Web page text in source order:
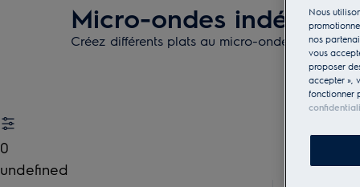
Micro-ondes
Créez différents plats au micro-ondes ou
0
undefined
Nous
nos
vous
proposer
accepter »,
fonctionner